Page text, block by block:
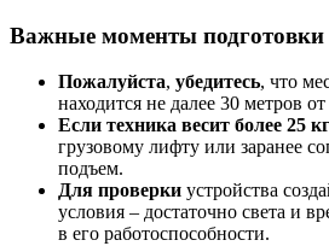
Важные моменты подготовки
Пожалуйста, убедитесь, что
находится не далее 30 метров от
Если техника весит более 25 кг
грузовому лифту или заранее
подъем.
Для проверки устройства
условия – достаточно света и
в его работоспособности.